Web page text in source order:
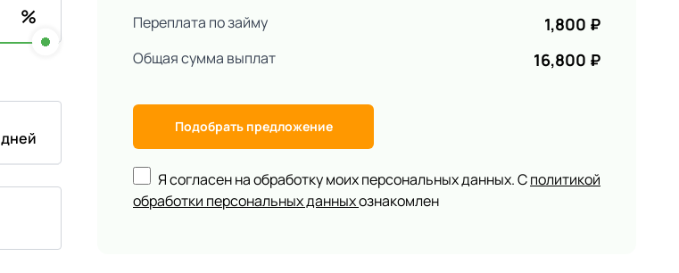
%
дней
Переплата по займу 1,800 ₽
Общая сумма выплат 16,800 ₽
Подобрать предложение
Я согласен на обработку моих персональных данных. Сполитикой
обработки персональных данныхознакомлен